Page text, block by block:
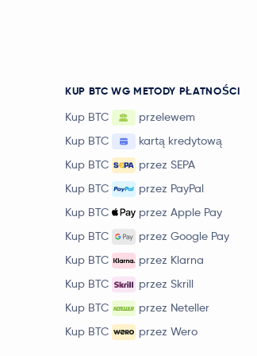
KUP BTC WG METODY PŁATNOŚCI
Kup BTC
przelewem
Kup BTC
kartą kredytową
Kup BTC
przez SEPA
Kup BTC
przez PayPal
Kup BTC
przez Apple Pay
Kup BTC
przez Google Pay
Kup BTC
przez Klarna
Kup BTC
przez Skrill
Kup BTC
przez Neteller
Kup BTC
przez Wero